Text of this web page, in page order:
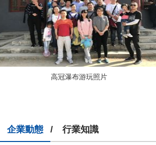
高冠瀑布游玩照片
企業動態 / 行業知識